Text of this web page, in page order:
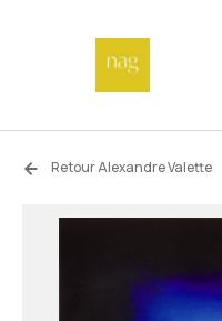
Accueil
Fonds de dotation
Hors-les-murs
Retour Alexandre Valette